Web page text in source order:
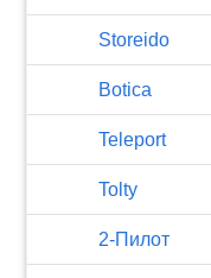
Storeido
Botica
Teleport
Tolty
2-Пилот